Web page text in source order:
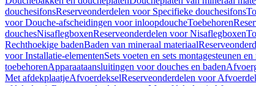
douchesifonsReserveonderdelen voor Specifieke douchesifons
voor Douche-afscheidingen voor inloopdoucheToebehoren
douchesNisaflegboxenReserveonderdelen voor Nisaflegboxen
Rechthoekige badenBaden van mineraal materiaal
voor Installatie-elementenSets voeten en sets montagesteunen
toebehorenApparaataansluitingen voor douches en baden
Met afdekplaatjeAfvoerdekselReserveonderdelen voor